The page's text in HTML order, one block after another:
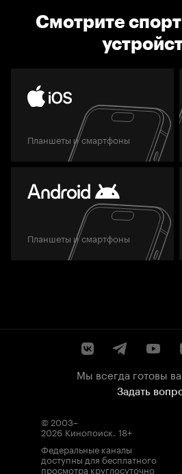
Смотрите
Планшеты и смартфоны
Планшеты и смартфоны
Мы всегда готовы
Задать
© 2003–
2026 Кинопоиск. 18+
Федеральные каналы
доступны для бесплатного
просмотра круглосуточно